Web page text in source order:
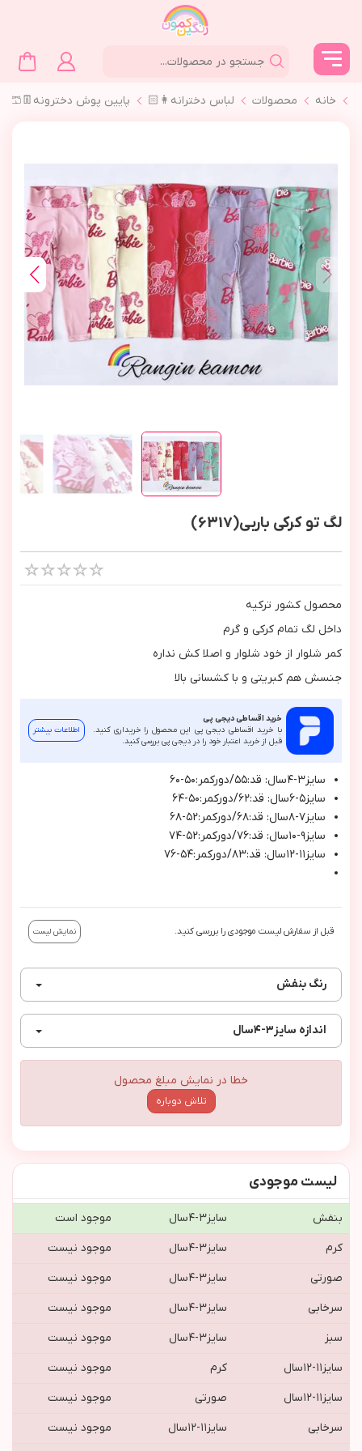
خانه محصولات لباس دخترانه👩🏻 پايين پوش دخترونه👖🩳
لگ تو کرکی باربی(6317)
محصول كشور تركيه
داخل لگ تمام كركي و گرم
كمر شلوار از خود شلوار و اصلا كش نداره
جنسش هم كبريتي و با كشساني بالا
خرید اقساطی دیجی پی
با خرید اقساطی دیجی پی این محصول را خریداری کنید.
قبل از خرید اعتبار خود را در دیجی پی بررسی کنید.
اطلاعات بیشتر
سايز٣-٤سال: قد:٥٥/دوركمر:٥٠-٦٠
سايز٥-٦سال: قد:٦٢/دوركمر:٥٠-٦٤
سايز٧-٨سال: قد:٦٨/دوركمر:٥٢-٦٨
سايز٩-١٠سال: قد:٧٦/دوركمر:٥٢-٧٤
سايز١١-١٢سال: قد:٨٣/دوركمر:٥٤-٧٦
قبل از سفارش لیست موجودی را بررسی کنید. نمایش لیست
رنگ بنفش
اندازه سايز٣-٤سال
خطا در نمایش مبلغ محصول
تلاش دوباره
لیست موجودی
بنفش سايز٣-٤سال
موجود است
کرم
سايز٣-٤سال
موجود نیست
صورتی
سايز٣-٤سال
موجود نیست
سرخابی
سايز٣-٤سال
موجود نیست
سبز
سايز٣-٤سال
موجود نیست
سایز١١-١٢سال
کرم
موجود نیست
سایز١١-١٢سال
صورتی
موجود نیست
سرخابی
سایز١١-١٢سال
موجود نیست